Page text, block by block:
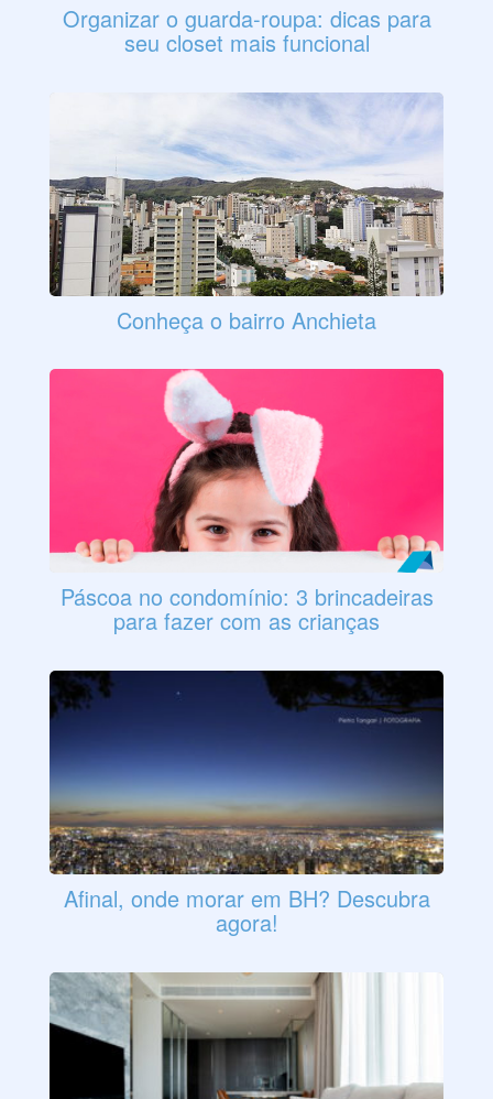
Organizar o guarda-roupa: dicas para
seu closet mais funcional
Conheça o bairro Anchieta
Páscoa no condomínio: 3 brincadeiras
para fazer com as crianças
Afinal, onde morar em BH? Descubra
agora!